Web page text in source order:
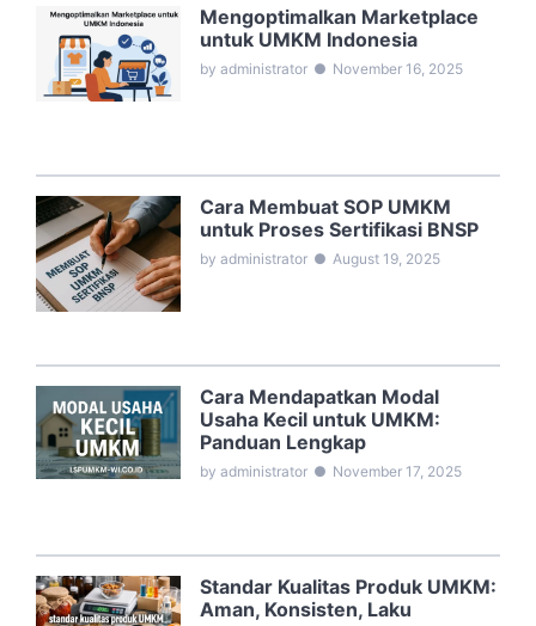
Mengoptimalkan Marketplace
untuk UMKM Indonesia
by administrator ● November 16, 2025
Cara Membuat SOP UMKM
untuk Proses Sertifikasi BNSP
by administrator ● August 19, 2025
Cara Mendapatkan Modal
Usaha Kecil untuk UMKM:
Panduan Lengkap
by administrator ● November 17, 2025
Standar Kualitas Produk UMKM:
Aman, Konsisten, Laku